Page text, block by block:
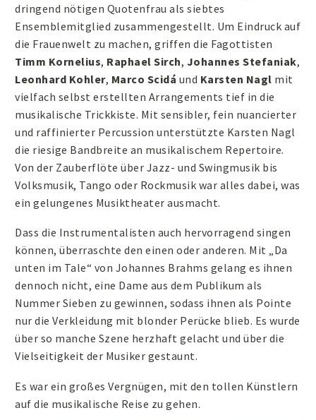
dringend nötigen Quotenfrau als siebtes
Ensemblemitglied zusammengestellt. Um Eindruck auf
die Frauenwelt zu machen, griffen die Fagottisten
Timm Kornelius, Raphael Sirch, Johannes Stefaniak,
Leonhard Kohler, Marco Scidá und Karsten Nagl mit
vielfach selbst erstellten Arrangements tief in die
musikalische Trickkiste. Mit sensibler, fein nuancierter
und raffinierter Percussion unterstützte Karsten Nagl
die riesige Bandbreite an musikalischem Repertoire.
Von der Zauberflöte über Jazz- und Swingmusik bis
Volksmusik, Tango oder Rockmusik war alles dabei, was
ein gelungenes Musiktheater ausmacht.
Dass die Instrumentalisten auch hervorragend singen
können, überraschte den einen oder anderen. Mit „Da
unten im Tale“ von Johannes Brahms gelang es ihnen
dennoch nicht, eine Dame aus dem Publikum als
Nummer Sieben zu gewinnen, sodass ihnen als Pointe
nur die Verkleidung mit blonder Perücke blieb. Es wurde
über so manche Szene herzhaft gelacht und über die
Vielseitigkeit der Musiker gestaunt.
Es war ein großes Vergnügen, mit den tollen Künstlern
auf die musikalische Reise zu gehen.